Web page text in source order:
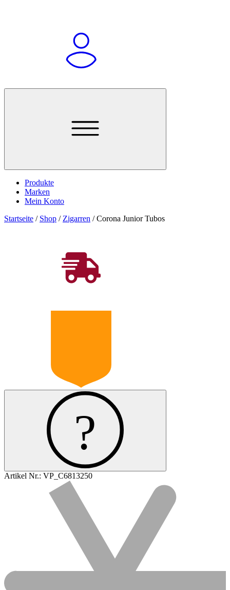
Produkte
Marken
Mein Konto
Startseite / Shop / Zigarren /Corona Junior Tubos
Artikel Nr.: VP_C6813250